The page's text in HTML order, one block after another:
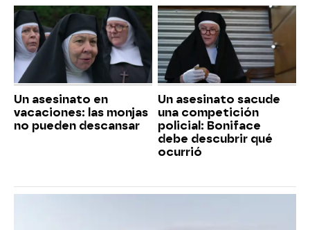
Un asesinato en
vacaciones: las monjas
no pueden descansar
Un asesinato sacude
una competición
policial: Boniface
debe descubrir qué
ocurrió